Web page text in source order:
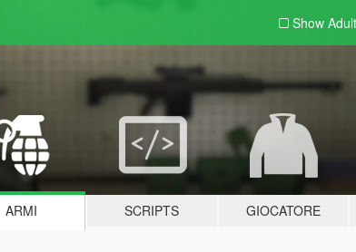
Show Adult
ARMI SCRIPTS GIOCATORE